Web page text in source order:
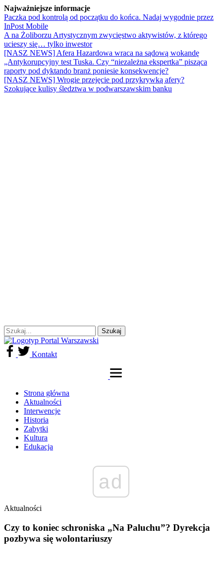
Najważniejsze informacje
Paczka pod kontrolą od początku do końca. Nadaj wygodnie przez
InPost Mobile
A na Żoliborzu Artystycznym zwycięstwo aktywistów, z którego
ucieszy się… tylko inwestor
[NASZ NEWS] Afera Hazardowa wraca na sądową wokandę
„Antykorupcyjny test Tuska. Czy “niezależna ekspertka” pisząca
raporty pod dyktando branż poniesie konsekwencje?
[NASZ NEWS] Wrogie przejęcie pod przykrywką afery?
Szokujące kulisy śledztwa w podwarszawskim banku
Kontakt
Strona główna
Aktualności
Interwencje
Historia
Zabytki
Kultura
Edukacja
ad
Aktualności
Czy to koniec schroniska „Na Paluchu”? Dyrekcja
pozbywa się wolontariuszy